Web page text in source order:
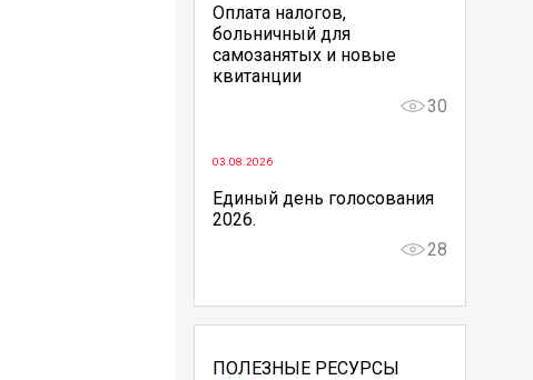
Оплата налогов,
больничный для
самозанятых и новые
квитанции
30
03.08.2026
Единый день голосования
2026.
28
ПОЛЕЗНЫЕ РЕСУРСЫ